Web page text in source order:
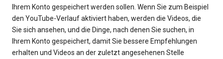
Ihrem Konto gespeichert werden sollen. Wenn Sie zum Beispiel
den YouTube-Verlauf aktiviert haben, werden die Videos, die
Sie sich ansehen, und die Dinge, nach denen Sie suchen, in
Ihrem Konto gespeichert, damit Sie bessere Empfehlungen
erhalten und Videos an der zuletzt angesehenen Stelle